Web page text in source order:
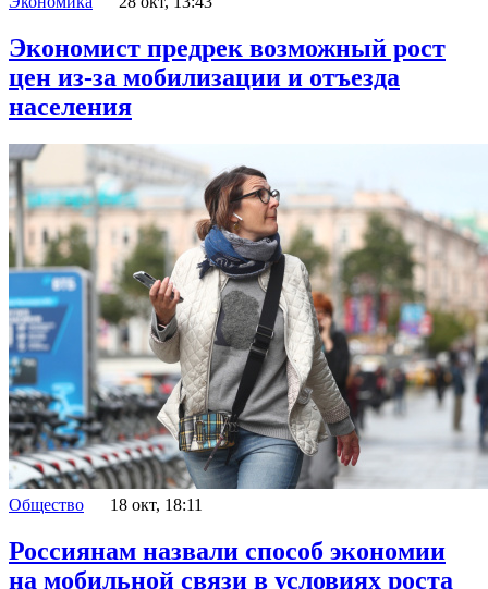
Экономист предрек возможный рост
цен из-за мобилизации и отъезда
населения
Общество 18 окт, 18:11
Россиянам назвали способ экономии
на мобильной связи в условиях роста